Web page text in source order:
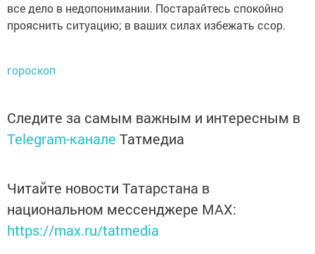
все дело в недопонимании. Постарайтесь спокойно
прояснить ситуацию; в ваших силах избежать ссор.
гороскоп
Следите за самым важным и интересным в
Telegram-канале Татмедиа
Читайте новости Татарстана в
национальном мессенджере MАХ:
https://max.ru/tatmedia